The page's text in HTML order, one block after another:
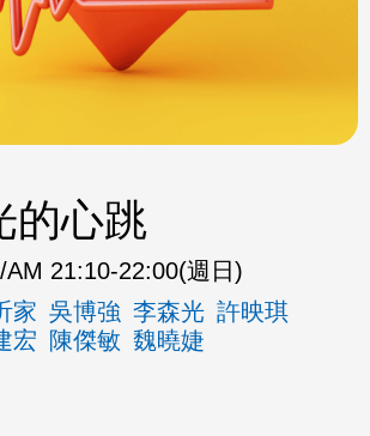
的心跳
AM 21:10-22:00(週日)
家 吳博強 李森光 許映琪
宏 陳傑敏 魏曉婕